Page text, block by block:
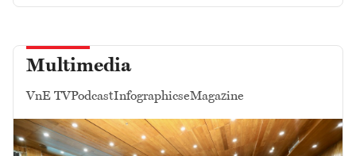
Multimedia
VnE TVPodcastInfographicseMagazine